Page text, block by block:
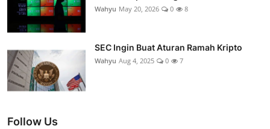
Wahyu May 20, 2026 0 8
SEC Ingin Buat Aturan Ramah Kripto
Wahyu Aug 4, 2025 0 7
Follow Us